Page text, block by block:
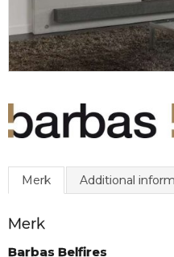
Merk Additional
Merk
Barbas Belfires